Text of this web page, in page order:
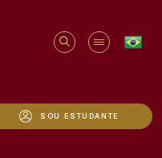
SOU ESTUDANTE